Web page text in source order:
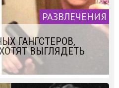
РАЗВЛЕЧЕНИЯ
ГАНГСТЕРОВ,
ВЫГЛЯДЕТЬ